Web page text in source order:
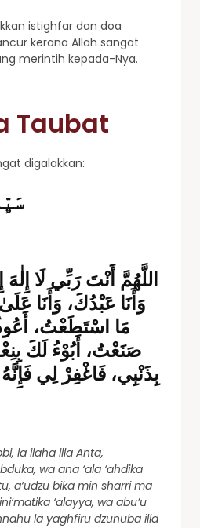
istighfar dan doa
kerana Allah sangat
merintih kepada-Nya.
Taubat
digalakkan:
اللَّهُمَّ أَنْتَ رَبِّي لَا إِلٰهَ
وَأَنَا عَبْدُكَ، وَأَنَا
مَا اسْتَطَعْتُ،
صَنَعْتُ، أَبُوْءُ لَكَ
بِذَنْبِي، فَاغْفِرْ لِي
la ilaha illa Anta,
wa ana ‘ala ‘ahdika
a‘udzu bika min sharri ma
‘alayya, wa abu’u
la yaghfiru dzunuba illa